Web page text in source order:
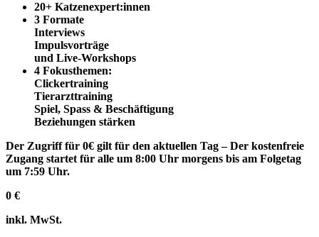
20+ Katzenexpert:innen
3 Formate
Interviews
Impulsvorträge
und Live-Workshops
4 Fokusthemen:
Clickertraining
Tierarzttraining
Spiel, Spass & Beschäftigung
Beziehungen stärken
Der Zugriff für 0€ gilt für den aktuellen Tag – Der kostenfreie
Zugang startet für alle um 8:00 Uhr morgens bis am Folgetag
um 7:59 Uhr.
0 €
inkl. MwSt.